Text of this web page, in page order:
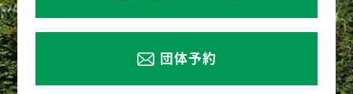
団体予約